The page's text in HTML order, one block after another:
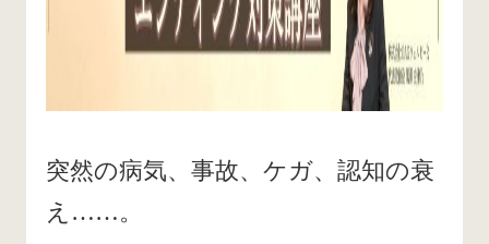
突然の病気、事故、ケガ、認知の衰
え……。